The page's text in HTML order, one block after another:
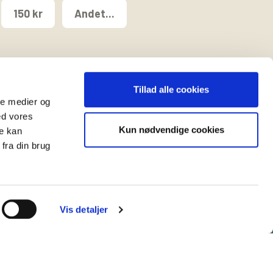
medier og
vores
kan
din brug
Vis detaljer
Tillad alle cookies
Kun nødvendige cookies
150 kr Andet...